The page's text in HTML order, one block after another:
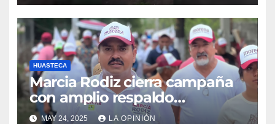
HUASTECA
Marcia Rodiz cierra campaña
con amplio respaldo
ciudadano
MAY 24, 2025 LA OPINIÓN